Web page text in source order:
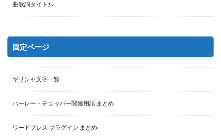
曲歌詞タイトル
固定ページ
ギリシャ文字一覧
ハーレー・チョッパー関連用語 まとめ
ワードプレス プラグイン まとめ